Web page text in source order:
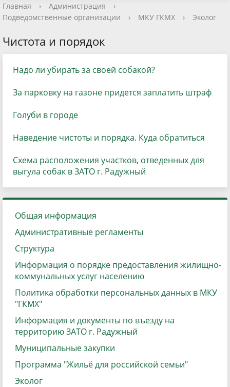
Главная › Администрация
›
Подведомственные организации
› МКУ ГКМХ › Эколог
Чистота и порядок
Надо ли убирать за своей собакой?
За парковку на газоне придется заплатить штраф
Голуби в городе
Наведение чистоты и порядка. Куда обратиться
Схема расположения участков, отведенных для
выгула собак в ЗАТО г. Радужный
Общая информация
Административные регламенты
Структура
Информация о порядке предоставления жилищно-
коммунальных услуг населению
Политика обработки персональных данных в МКУ
"ГКМХ"
Информация и документы по въезду на
территорию ЗАТО г. Радужный
Муниципальные закупки
Программа "Жильё для российской семьи"
Эколог